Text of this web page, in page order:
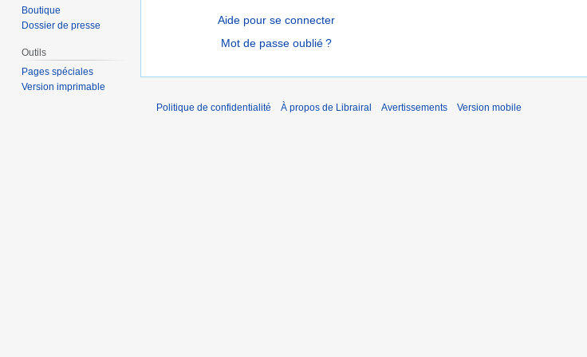
Aide pour se connecter
Mot de passe oublié ?
Boutique
Dossier de presse
Outils
Pages spéciales
Version imprimable
Politique de confidentialité
À propos de Librairal Avertissements Version mobile